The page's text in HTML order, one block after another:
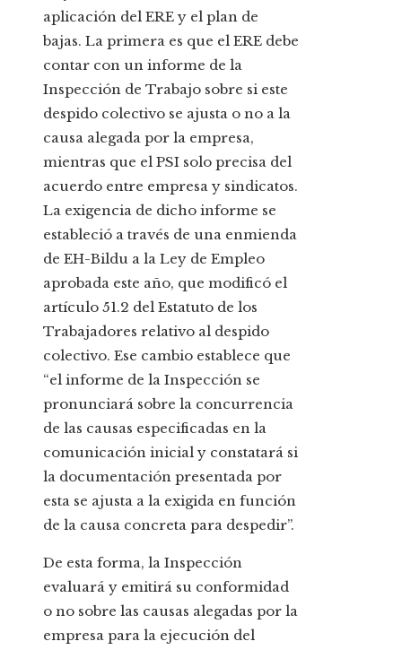
aplicación del ERE y el plan de
bajas. La primera es que el ERE debe
contar con un informe de la
Inspección de Trabajo sobre si este
despido colectivo se ajusta o no a la
causa alegada por la empresa,
mientras que el PSI solo precisa del
acuerdo entre empresa y sindicatos.
La exigencia de dicho informe se
estableció a través de una enmienda
de EH-Bildu a la Ley de Empleo
aprobada este año, que modificó el
artículo 51.2 del Estatuto de los
Trabajadores relativo al despido
colectivo. Ese cambio establece que
“el informe de la Inspección se
pronunciará sobre la concurrencia
de las causas especificadas en la
comunicación inicial y constatará si
la documentación presentada por
esta se ajusta a la exigida en función
de la causa concreta para despedir”.
De esta forma, la Inspección
evaluará y emitirá su conformidad
o no sobre las causas alegadas por la
empresa para la ejecución del